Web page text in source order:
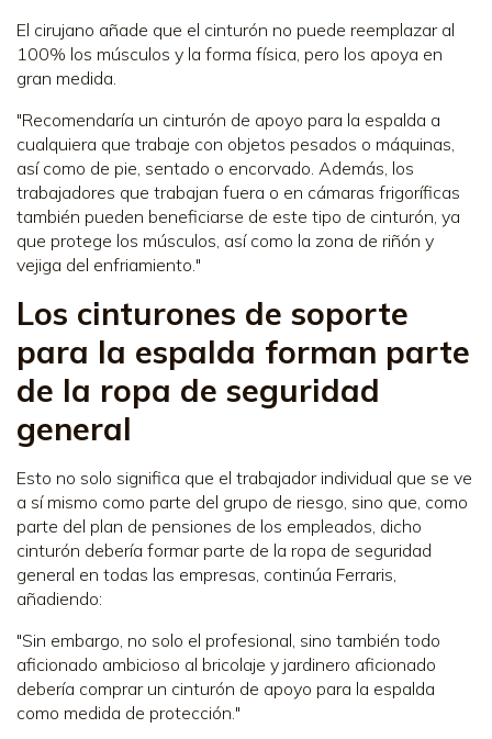
El cirujano añade que el cinturón no puede reemplazar al
100% los músculos y la forma física, pero los apoya en
gran medida.
"Recomendaría un cinturón de apoyo para la espalda a
cualquiera que trabaje con objetos pesados o máquinas,
así como de pie, sentado o encorvado. Además, los
trabajadores que trabajan fuera o en cámaras frigoríficas
también pueden beneficiarse de este tipo de cinturón, ya
que protege los músculos, así como la zona de riñón y
vejiga del enfriamiento."
Los cinturones de soporte
para la espalda forman parte
de la ropa de seguridad
general
Esto no solo significa que el trabajador individual que se ve
a sí mismo como parte del grupo de riesgo, sino que, como
parte del plan de pensiones de los empleados, dicho
cinturón debería formar parte de la ropa de seguridad
general en todas las empresas, continúa Ferraris,
añadiendo:
"Sin embargo, no solo el profesional, sino también todo
aficionado ambicioso al bricolaje y jardinero aficionado
debería comprar un cinturón de apoyo para la espalda
como medida de protección."